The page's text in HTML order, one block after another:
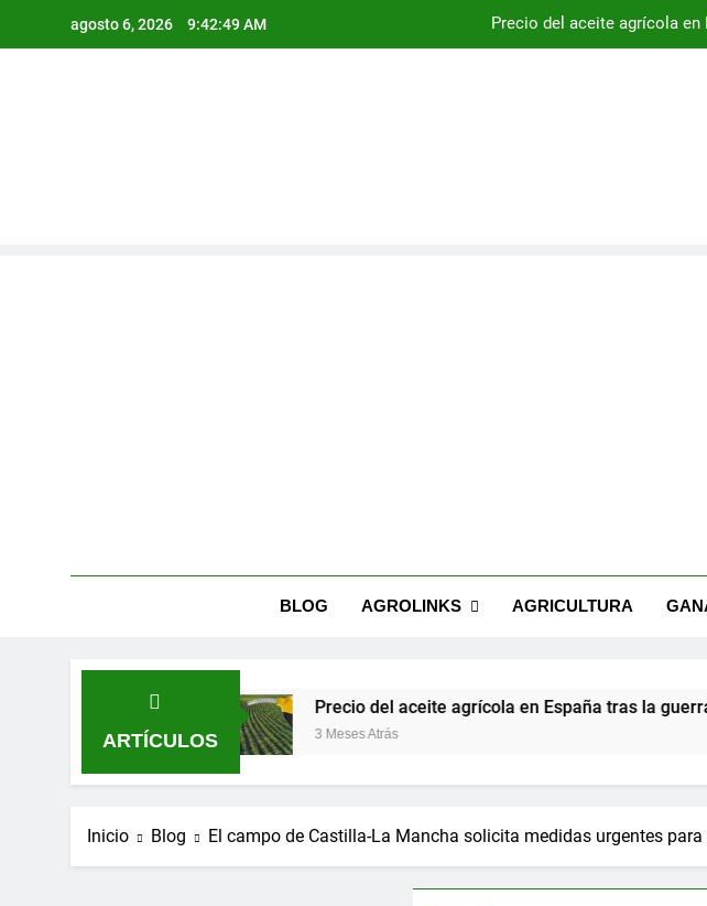
agosto 6, 2026 9:42:50 AM Precio del aceite agrícola
BLOG AGROLINKS AGRICULTURA
ARTÍCULOS
Precio del aceite agrícola en España tras la guerra con Irán:
3 Meses Atrás
Inicio Blog El campo de Castilla-La Mancha solicita medidas urgentes